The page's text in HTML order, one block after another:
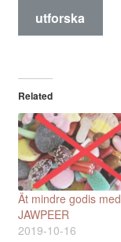
utforska
Related
Ät mindre godis med
JAWPEER
2019-10-16